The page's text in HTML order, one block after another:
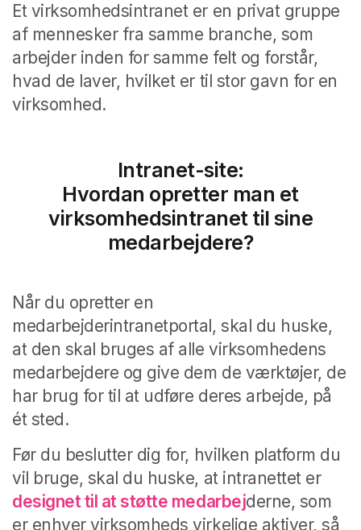
Et virksomhedsintranet er en privat gruppe
af mennesker fra samme branche, som
arbejder inden for samme felt og forstår,
hvad de laver, hvilket er til stor gavn for en
virksomhed.
Intranet-site:
Hvordan opretter man et
virksomhedsintranet til sine
medarbejdere?
Når du opretter en
medarbejderintranetportal, skal du huske,
at den skal bruges af alle virksomhedens
medarbejdere og give dem de værktøjer, de
har brug for til at udføre deres arbejde, på
ét sted.
Før du beslutter dig for, hvilken platform du
vil bruge, skal du huske, at intranettet er
designet til at støtte medarbejderne, som
er enhver virksomheds virkelige aktiver, så